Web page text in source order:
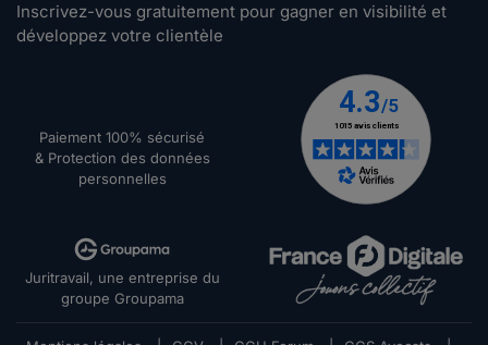
Inscrivez-vous gratuitement pour gagner en visibilité et
développez votre clientèle
Paiement 100% sécurisé
& Protection des données
personnelles
Juritravail, une entreprise du
groupe Groupama